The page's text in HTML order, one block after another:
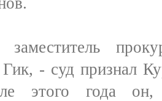
- суд признал
этого года он,